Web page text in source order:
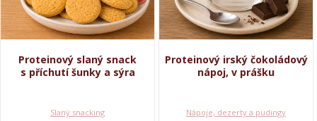
Proteinový slaný snack
s příchutí šunky a sýra
Slaný snacking
Proteinový irský čokoládový
nápoj, v prášku
Nápoje, dezerty a pudingy